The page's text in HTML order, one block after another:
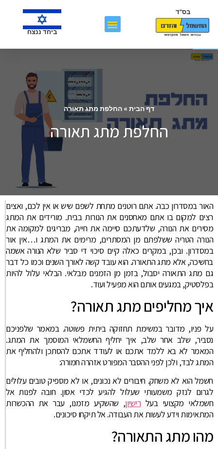
פתח סרגל נגישות
בס"ד
ביחד ננצח
דף הבית » החלפת מתג תאורה
החלפת מתג תאורה
האור במסדרון כבה. אתם רוטנים מתחת לשפם שיש או אין לכם, ואצים
רצים למקום בו אתם מאחסנים את הנורות בבית. מורידים את המתג
מסירים את הנורה, שלדעתכם סיימה את חייה, מבריגים למקומה את
הנורה הטריה ששלפתם מן המסתרים, מרימים את המתג ו…אין אור
במסדרון. ובכן, במקרים כאלה קיים סיכוי די סביר שלא הנורה אשמה
בחשיכה, אלא מתג התאורה. הוא עובד קשה לאורך השנים וכמו כל דבר
גם מתג התאורה יסבול, בזמן מן הזמנים מבלאי. הבלאי עלול להיות
בפלסטיק, במגעים אותם הוא מפעיל ועוד.
איך מחליפים מתג תאורה?
על פניו, מדובר במשימת תחזוקה ביתית פשוטה. במאמר שלפניכם
נסביר, שלב אחר שלב, איך יחליף החשמלאי המוסמך את המתג.
המאמר לא בא ללמד אתכם או לעודד אתכם להסתכן ולהחליף את
המתג לבד, ולכן לפני ההסבר המפורט אזהרה חמורה:
חשמל הוא לא משחק. חיבורים לא נכונים, או לא מספיק טובים עלולים
לגרום לנזק משמעותי שעלול להגיע לכדי אסון. חובה לפנות אל
חשמלאי מקצועי בעל רישיון, שהשקיע מזמנו, עבר את ההכשרות
המתאימות וידע לעשות את העבודה. אל תיקחו סיכונים.
מהו מתג התאורה?